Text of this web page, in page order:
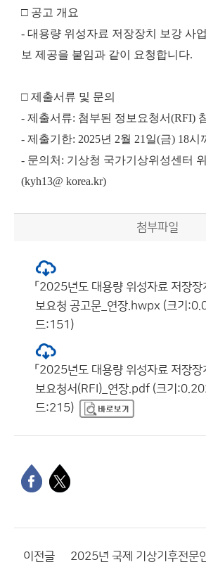
□ 공고 개요
- 대용량 위성자료 저장장치 보강 사
보 제공을 붙임과 같이 요청합니다.
□ 제출서류 및 문의
- 제출서류: 첨부된 정보요청서(RFI)
- 제출기한: 2025년 2월 21일(금) 18시
- 문의처: 기상청 국가기상위성센터
(kyh13@ korea.kr)
첨부파일
「2025년도 대용량 위성자료 저장장
보요청 공고문_연장.hwpx (크기
드:151)
「2025년도 대용량 위성자료 저장장
보요청서(RFI)_연장.pdf (크기
드:215)
이전글